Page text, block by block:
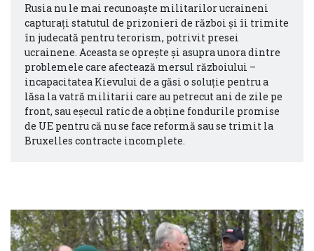
Rusia nu le mai recunoaște militarilor ucraineni
capturați statutul de prizonieri de război și îi trimite
în judecată pentru terorism, potrivit presei
ucrainene. Aceasta se oprește și asupra unora dintre
problemele care afectează mersul războiului –
incapacitatea Kievului de a găsi o soluție pentru a
lăsa la vatră militarii care au petrecut ani de zile pe
front, sau eșecul ratic de a obține fondurile promise
de UE pentru că nu se face reformă sau se trimit la
Bruxelles contracte incomplete.